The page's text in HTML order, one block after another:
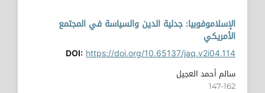
الإسلاموفوبيا: جدلية الدين والسياسة في المجتمع
الأمريكي
DOI:https://doi.org/10.65137/jaq.v2i04.114
سالم أحمد العجيل
147-162